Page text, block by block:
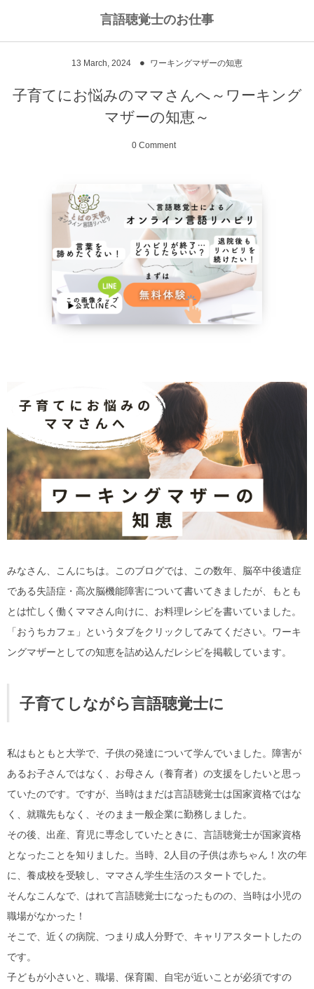
言語聴覚士のお仕事
13 March 2024 ワーキングマザーの知恵
子育てにお悩みのママさんへ～ワーキング
マザーの知恵～
0 Comment
みなさん、こんにちは。このブログでは、この数年、脳卒中後遺症
である失語症・高次脳機能障害について書いてきましたが、もとも
とは忙しく働くママさん向けに、お料理レシピを書いていました。
「おうちカフェ」というタブをクリックしてみてください。ワーキ
ングマザーとしての知恵を詰め込んだレシピを掲載しています。
子育てしながら言語聴覚士に
私はもともと大学で、子供の発達について学んでいました。障害が
あるお子さんではなく、お母さん（養育者）の支援をしたいと思っ
ていたのです。ですが、当時はまだは言語聴覚士は国家資格ではな
く、就職先もなく、そのまま一般企業に勤務しました。
その後、出産、育児に専念していたときに、言語聴覚士が国家資格
となったことを知りました。当時、2人目の子供は赤ちゃん！次の年
に、養成校を受験し、ママさん学生生活のスタートでした。
そんなこんなで、はれて言語聴覚士になったものの、当時は小児の
職場がなかった！
そこで、近くの病院、つまり成人分野で、キャリアスタートしたの
です。
子どもが小さいと、職場、保育園、自宅が近いことが必須ですの
脳に何かがあったとき
NPO法人Reジョブ大阪